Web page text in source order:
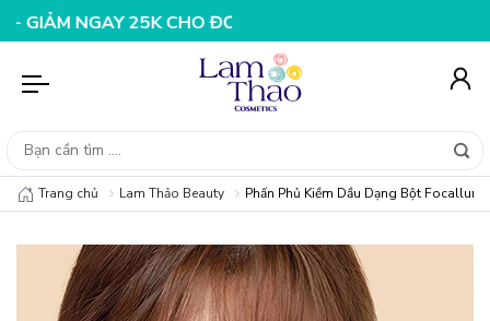
25K CHO ĐƠN HÀNG 99K
Trang chủ Lam Thảo Beauty Phấn Phủ Kiềm Dầu Dạng Bột